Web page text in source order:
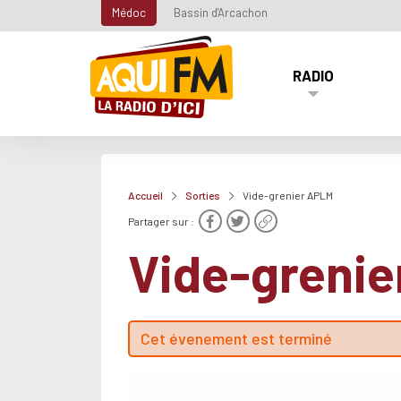
Médoc Bassin d'Arcachon
RADIO
Accueil Sorties Vide-grenier APLM
Partager sur :
Vide-
Cet évenement est terminé